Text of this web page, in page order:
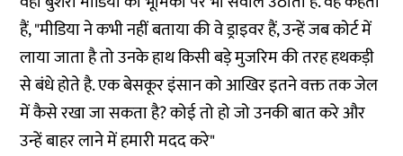
हैं, "मीडिया ने कभी नहीं बताया की वे ड्राइवर हैं, उन्हें जब कोर्ट में
लाया जाता है तो उनके हाथ किसी बड़े मुजरिम की तरह हथकड़ी
से बंधे होते है. एक बेसकूर इंसान को आखिर इतने वक्त तक जेल
में कैसे रखा जा सकता है? कोई तो हो जो उनकी बात करे और
उन्हें बाहर लाने में हमारी मदद करे"